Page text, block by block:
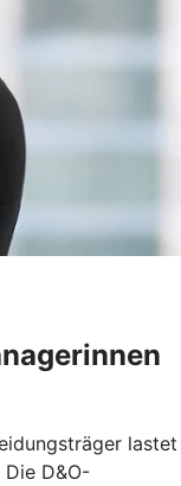
lastet
D&O-